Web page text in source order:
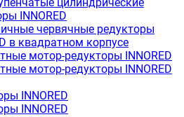
INNORED
червячные редукторы
в квадратном корпусе
мотор-редукторы INNORED
мотор-редукторы INNORED
INNORED
INNORED